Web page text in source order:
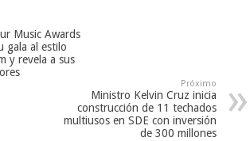
Music Awards
gala al estilo
y revela a sus
Próximo
Ministro Kelvin Cruz inicia
construcción de 11 techados
multiusos en SDE con inversión
de 300 millones